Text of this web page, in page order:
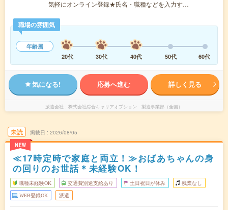
気軽にオンライン登録★氏名・職種などを入力す…
職場の雰囲気
年齢層
20代
30代 40代 50代 60代
気になる! 応募へ進む 詳しく見る
派遣会社 株式会社綜合キャリアオプション 製造事業部（全国）
未読
NEW
掲載日 2026/08/05
≪17時定時で家庭と両立！≫おばあちゃんの身
の回りのお世話＊未経験OK！
職種未経験OK 交通費別途支給あり 土日祝日が休み 残業なし
WEB登録OK 派遣